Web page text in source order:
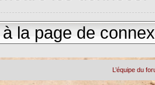
la page de
L’équipe du